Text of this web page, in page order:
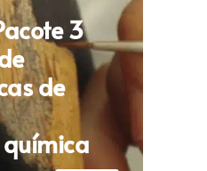
3
de